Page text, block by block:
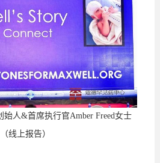
始人&首席执行官Amber Freed女士
（线上报告）